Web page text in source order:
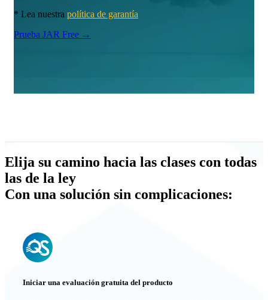
* Lea nuestra política de garantía
Prueba JAR Free →
Elija su camino hacia las clases con todas
las de la ley
Con una solución sin complicaciones:
Iniciar una evaluación gratuita del producto